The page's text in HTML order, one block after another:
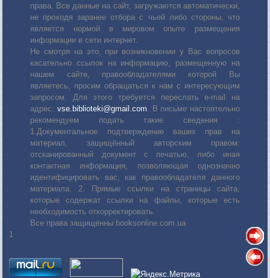
права. Все данные на сайт, загружаются автоматически,
не проходя заранее отбора с чьей либо стороны, что
является нормой в мировом опыте размещения
информации в сети интернет.
Не смотря на это, при возникновении у Вас вопросов
касательно ссылок на информацию, размещенную на
нашем сайте, правообладателями которой Вы
являетесь, просим обращаться к нам с интересующим
запросом. Для этого требуется переслать е-mail на
адрес: vse.biblioteki@gmail.com . В письме настоятельно
рекомендуем подать такие сведения :
1.Документальное подтверждение ваших прав на
материал, защищённый авторским правом:
отсканированный документ с печатью, либо иная
контактная информация, позволяющая однозначно
идентифицировать вас, как правообладателя данного
материала. 2. Прямые ссылки на страницы сайта,
которые содержат ссылки на файлы, которые есть
необходимость откорректировать.
Все права защищенны booksonline.com.ua
1